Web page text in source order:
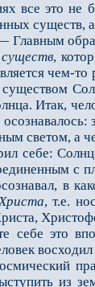
это не
существ,
,
чем-
Итак,
светом, а
себе:
с
в
, т.е.
это
восходил
из